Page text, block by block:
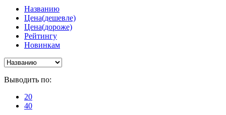
Названию
Цена(дешевле)
Цена(дороже)
Рейтингу
Новинкам
Выводить по:
20
40